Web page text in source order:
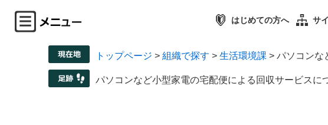
はじめての方へ サ
トップページ > 組織で探す > 生活環境課 > パソコンな
パソコンなど小型家電の宅配便による回収サービスに